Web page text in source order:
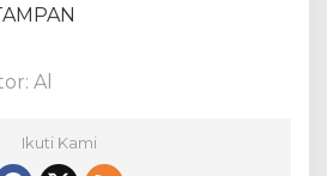
Al
Ikuti Kami